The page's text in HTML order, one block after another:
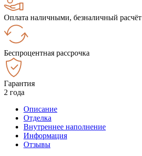
Оплата наличными, безналичный расчёт
Беспроцентная рассрочка
Гарантия
2 года
Описание
Отделка
Внутреннее наполнение
Информация
Отзывы